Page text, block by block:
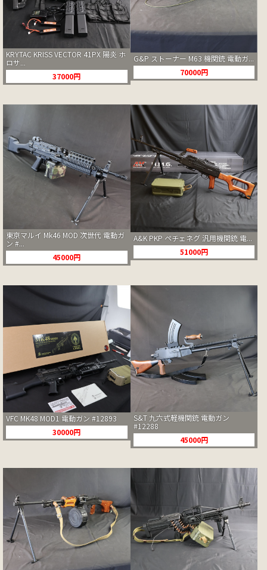
KRYTAC KRISS VECTOR 41PX 陽炎 ホ
ロサ...
37000円
G&P ストーナー M63 機関銃 電動ガ...
70000円
東京マルイ Mk46 MOD 次世代 電動ガ
ン #...
45000円
A&K PKP ペチェネグ 汎用機関銃 電...
51000円
VFC MK48 MOD1 電動ガン #12893
30000円
S&T 九六式軽機関銃 電動ガン
#12288
45000円